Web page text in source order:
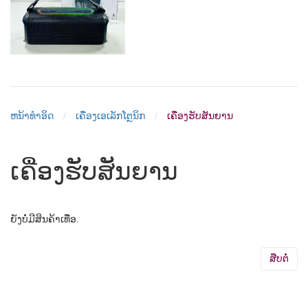
ຫນ້າທຳອິດ ເຄື່ອງເອເລັກໂຕຼນິກ ເຄື່ອງຮັບສັນຍານ
ເຄື່ອງຮັບສັນຍານ
ຍັງບໍ່ມີສິນຄ້າເທື່ອ.
ສືບຕໍ່